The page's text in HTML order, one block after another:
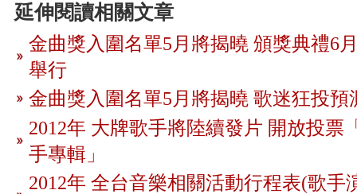
延伸閱讀相關文章
金曲獎入圍名單5月將揭曉 頒獎典禮6
舉行
金曲獎入圍名單5月將揭曉 歌迷狂投預
2012年 大牌歌手將陸續發片 開放投票
手專輯」
2012年 全台音樂相關活動行程表(歌手